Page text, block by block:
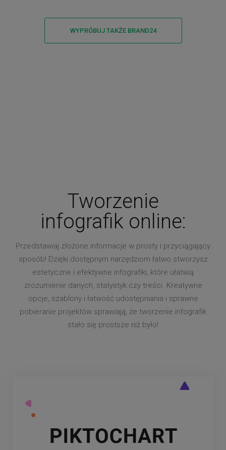
WYPRÓBUJ TAKŻE BRAND24
Tworzenie
infografik online:
Przedstawiaj złożone informacje w prosty i przyciągający
sposób! Dzięki dostępnym narzędziom łatwo stworzysz
estetyczne i efektywne infografiki, które ułatwią
zrozumienie danych, statystyk czy treści. Kreatywne
opcje, szablony i łatwość udostępniania i sprawne
pobieranie projektów sprawiają, że tworzenie infografik
stało się prostsze niż było!